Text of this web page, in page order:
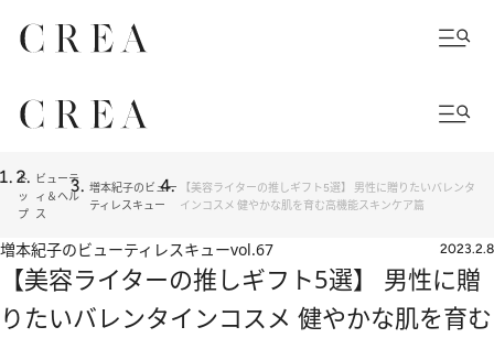
ト
ッ
プ
ビューテ
ィ＆ヘル
ス
増本紀子のビュー
ティレスキュー
【美容ライターの推しギフト5選】 男性に贈りたいバレンタ
インコスメ 健やかな肌を育む高機能スキンケア篇
増本紀子のビューティレスキューvol.67 2023.2.8
【美容ライターの推しギフト5選】 男性に贈
りたいバレンタインコスメ 健やかな肌を育む